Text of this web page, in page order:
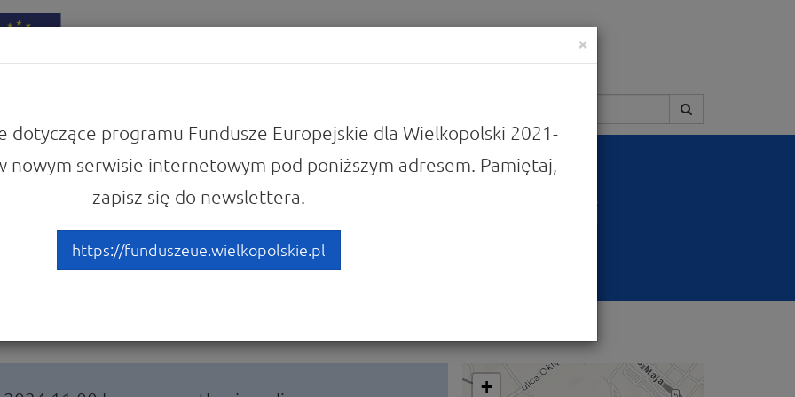
„Usługi rozwojowe dla pracowników i
podregionu leszczyńskiego”
+
×
dotyczące programu Fundusze Europejskie dla Wielkopolski 2021-
nowym serwisie internetowym pod poniższym adresem. Pamiętaj,
zapisz się do newslettera.
https://funduszeue.wielkopolskie.pl